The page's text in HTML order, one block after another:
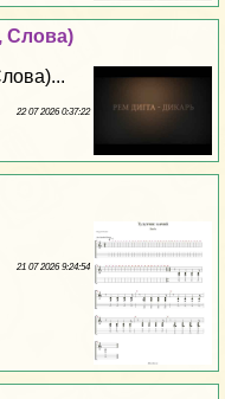
Слова)
22 07 2026 0:37:22
21 07 2026 9:24:54